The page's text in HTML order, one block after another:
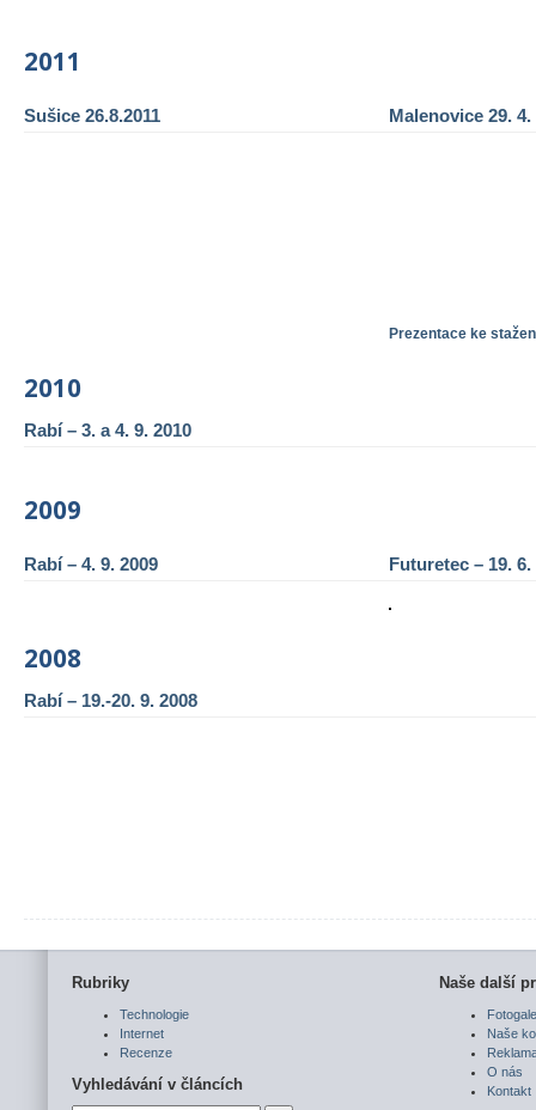
2011
Sušice 26.8.2011 Malenovice 29. 4.
Prezentace ke
2010
Rabí – 3. a 4. 9. 2010
2009
Rabí – 4. 9. 2009 Futuretec – 19. 6.
2008
Rabí – 19.-20. 9. 2008
Rubriky
Technologie
Internet
Recenze
Vyhledávání v článcích
Naše další
Naše
O nás
Kontakt